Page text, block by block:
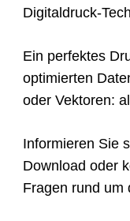
Digitaldruck-
Ein perfektes
optimierten
oder Vektoren:
Informieren Sie
Download oder
Fragen rund um